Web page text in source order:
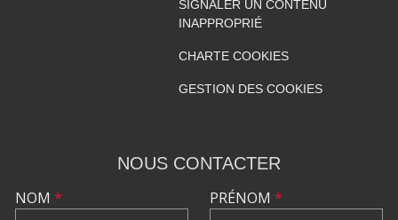
SIGNALER UN CONTENU
INAPPROPRIÉ
CHARTE COOKIES
GESTION DES COOKIES
NOUS CONTACTER
NOM * PRÉNOM *